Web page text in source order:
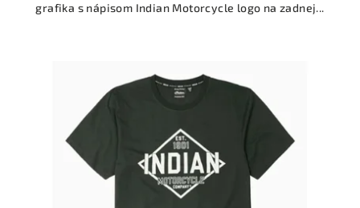
grafika s nápisom Indian Motorcycle logo na zadnej...